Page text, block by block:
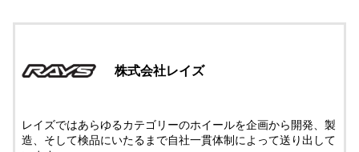
株式会社レイズ
レイズではあらゆるカテゴリーのホイールを企画から開発、製
造、そして検品にいたるまで自社一貫体制によって送り出して